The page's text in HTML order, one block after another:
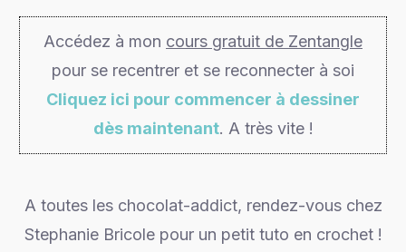
Accédez à mon cours gratuit de Zentangle
pour se recentrer et se reconnecter à soi
Cliquez ici pour commencer à dessiner
dès maintenant. A très vite !
A toutes les chocolat-addict, rendez-vous chez
Stephanie Bricole pour un petit tuto en crochet !